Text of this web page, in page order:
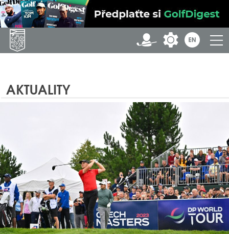
AKTUALITY